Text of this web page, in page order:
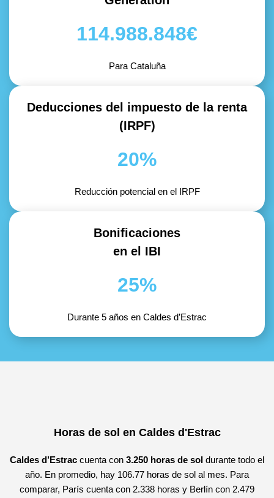
114.988.848€
Para Cataluña
Deducciones del impuesto de la renta
(IRPF)
20%
Reducción potencial en el IRPF
Bonificaciones
en el IBI
25%
Durante 5 años en Caldes d’Estrac
Horas de sol en Caldes d'Estrac
Caldes d’Estrac cuenta con 3.250 horas de sol durante todo el
año. En promedio, hay 106.77 horas de sol al mes. Para
comparar, París cuenta con 2.338 horas y Berlín con 2.479